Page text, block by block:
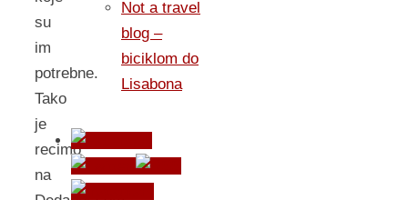
su
im
potrebne.
Tako
je
recimo
na
Not a travel
blog –
biciklom do
Lisabona